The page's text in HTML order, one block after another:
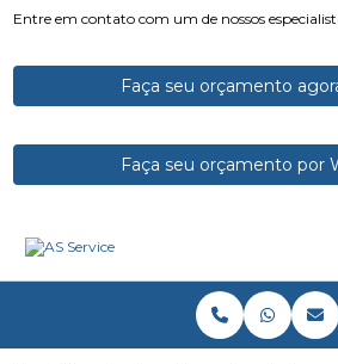
Entre em contato com um de nossos
Faça seu orçamento
Faça seu orçamento por